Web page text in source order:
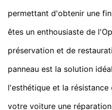
permettant d'obtenir une
êtes un enthousiaste de
préservation et de
panneau est la solution
l'esthétique et la
votre voiture une